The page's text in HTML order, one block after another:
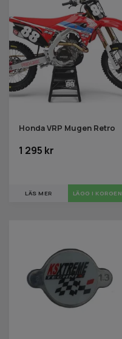
Honda VRP Mugen Retro
1 295 kr
LÄS MER LÄGG I KORGEN